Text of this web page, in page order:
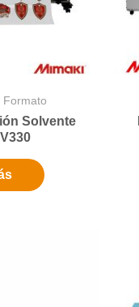
Formato
Solvente